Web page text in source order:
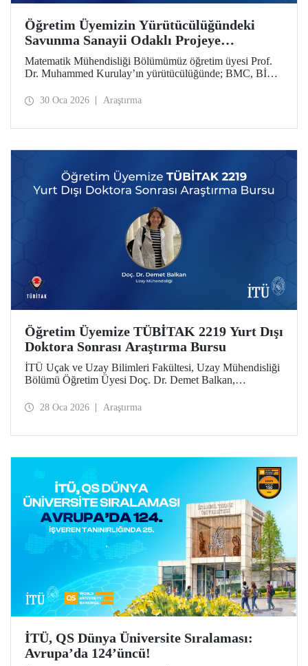
Öğretim Üyemizin Yürütücülüğündeki
Savunma Sanayii Odaklı Projeye
TÜBİTAK 1711 - Yapay Zekâ Ekosistem
Çağrısı’ndan Destek
Matematik Mühendisliği Bölümümüz öğretim üyesi Prof.
Dr. Muhammed Kurulay’ın yürütücülüğünde; BMC, BİAS
tarafından hazırlanan proje, TÜBİTAK 1711 - Yapay Zekâ
30 Oca 2026 Araştırma
Öğretim Üyemize TÜBİTAK 2219 Yurt Dışı
Doktora Sonrası Araştırma Bursu
İTÜ Uçak ve Uzay Bilimleri Fakültesi, Uzay Mühendisliği
Bölümü Öğretim Üyesi Doç. Dr. Demet Balkan,
Programı’nın 2025 yılı 1’inci dönem çağrısı kapsamında
28 Oca 2026 Araştırma
İTÜ, QS Dünya Üniversite Sıralaması:
Avrupa’da 124’üncü!